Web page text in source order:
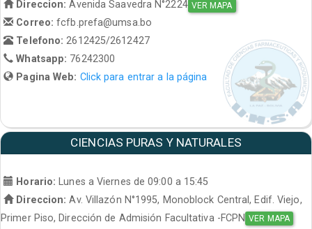
Direccion: Avenida Saavedra N°2224 VER MAPA
Correo:fcfb.prefa@umsa.bo
Telefono:2612425/2612427
Whatsapp: 76242300
Pagina Web: Click para entrar a la página
CIENCIAS PURAS Y NATURALES
Horario:
Lunes a Viernes de 09:00 a 15:45
Direccion: Av. Villazón N°1995, Monoblock Central, Edif. Viejo,
Primer Piso, Dirección de Admisión Facultativa -FCPN VER MAPA